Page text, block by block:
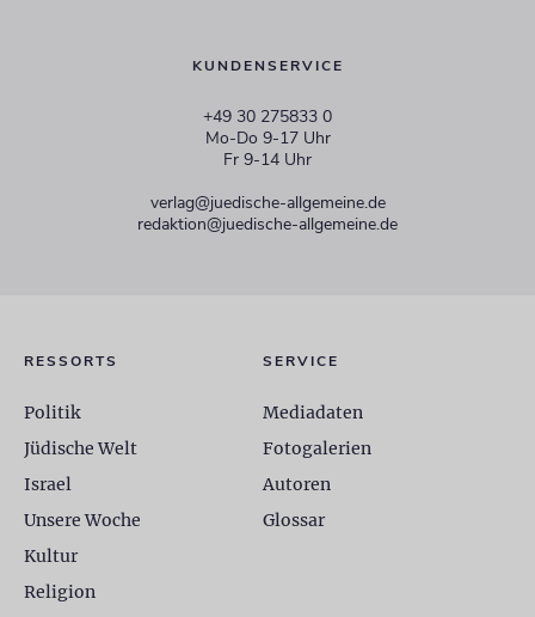
KUNDENSERVICE
+49 30 275833 0
Mo-Do 9-17 Uhr
Fr 9-14 Uhr
verlag@juedische-allgemeine.de
redaktion@juedische-allgemeine.de
RESSORTS
Politik
Jüdische Welt
Israel
Unsere Woche
Kultur
Religion
SERVICE
Mediadaten
Fotogalerien
Autoren
Glossar